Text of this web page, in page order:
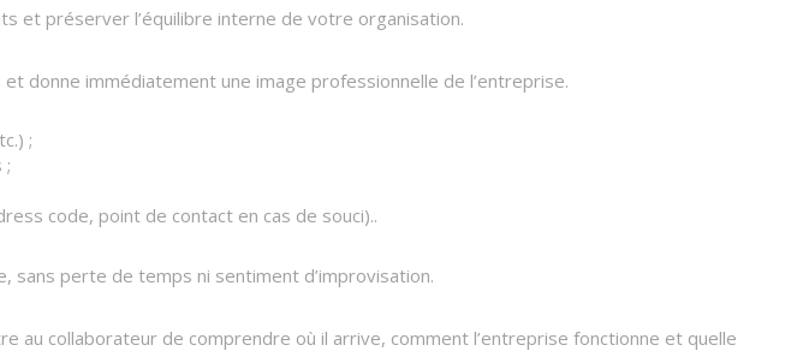
et préserver l’équilibre interne de votre organisation.
donne immédiatement une image professionnelle de l’entreprise.
;
;
code, point de contact en cas de souci).​.
sans perte de temps ni sentiment d’improvisation.
au collaborateur de comprendre où il arrive, comment l’entreprise fonctionne et quelle